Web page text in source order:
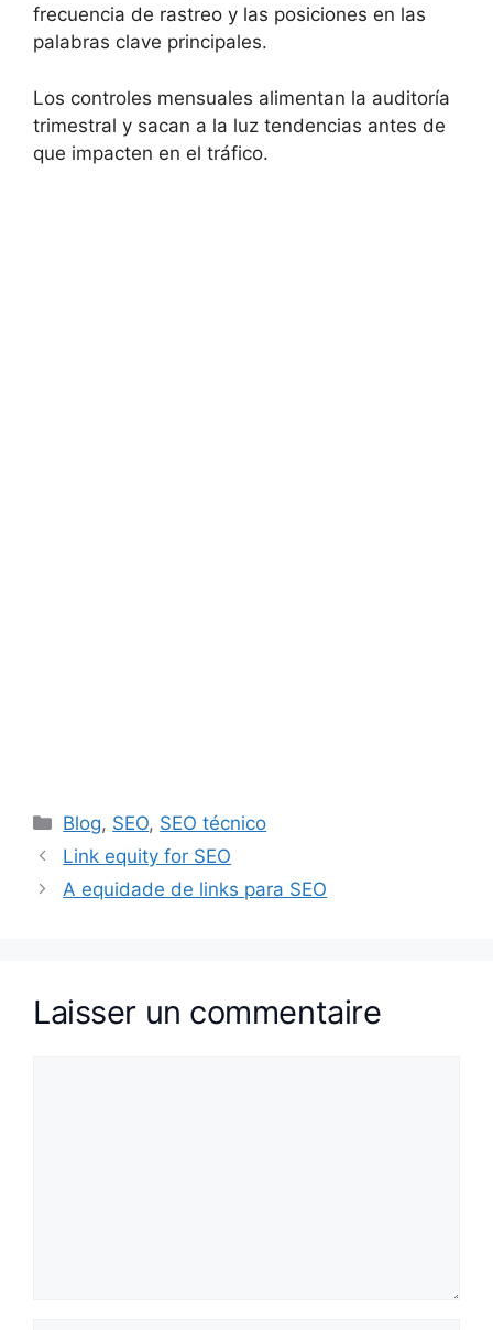
frecuencia de rastreo y las posiciones en las
palabras clave principales.
Los controles mensuales alimentan la auditoría
trimestral y sacan a la luz tendencias antes de
que impacten en el tráfico.
Catégories
Blog, SEO, SEO técnico
Link equity for SEO
A equidade de links para SEO
Laisser un commentaire